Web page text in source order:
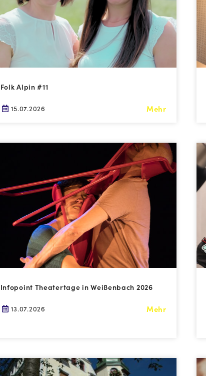
Folk Alpin #11
15.07.2026 Mehr
Infopoint Theatertage in Weißenbach 2026
13.07.2026 Mehr